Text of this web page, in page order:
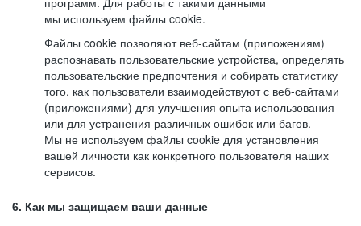
мы используем файлы cookie.
Файлы cookie позволяют веб-сайтам (приложениям)
распознавать пользовательские устройства, определять
пользовательские предпочтения и собирать статистику
того, как пользователи взаимодействуют с веб-сайтами
(приложениями) для улучшения опыта использования
или для устранения различных ошибок или багов.
Мы не используем файлы cookie для установления
вашей личности как конкретного пользователя наших
сервисов.
6. Как мы защищаем ваши данные